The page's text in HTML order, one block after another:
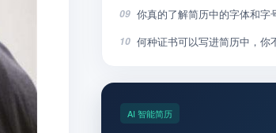
09 你真的了解简历中的字体和字
10 何种证书可以写进简历中，你
AI 智能简历